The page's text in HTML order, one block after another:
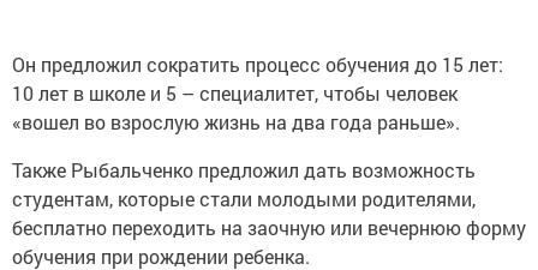
Он предложил сократить процесс обучения до 15 лет:
10 лет в школе и 5 – специалитет, чтобы человек
«вошел во взрослую жизнь на два года раньше».
Также Рыбальченко предложил дать возможность
студентам, которые стали молодыми родителями,
бесплатно переходить на заочную или вечернюю форму
обучения при рождении ребенка.